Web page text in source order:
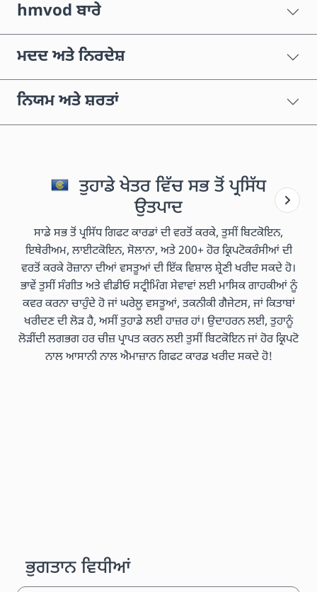
hmvod ਬਾਰੇ
ਮਦਦ ਅਤੇ ਨਿਰਦੇਸ਼
ਨਿਯਮ ਅਤੇ ਸ਼ਰਤਾਂ
ਤੁਹਾਡੇ ਖੇਤਰ ਵਿੱਚ ਸਭ ਤੋਂ ਪ੍ਰਸਿੱਧ
ਉਤਪਾਦ
ਸਾਡੇ ਸਭ ਤੋਂ ਪ੍ਰਸਿੱਧ ਗਿਫਟ ਕਾਰਡਾਂ ਦੀ ਵਰਤੋਂ ਕਰਕੇ, ਤੁਸੀਂ ਬਿਟਕੋਇਨ,
ਇਥੇਰੀਅਮ, ਲਾਈਟਕੋਇਨ, ਸੋਲਾਨਾ, ਅਤੇ 200+ ਹੋਰ ਕ੍ਰਿਪਟੋਕਰੰਸੀਆਂ ਦੀ
ਵਰਤੋਂ ਕਰਕੇ ਰੋਜ਼ਾਨਾ ਦੀਆਂ ਵਸਤੂਆਂ ਦੀ ਇੱਕ ਵਿਸ਼ਾਲ ਸ਼੍ਰੇਣੀ ਖਰੀਦ ਸਕਦੇ ਹੋ।
ਭਾਵੇਂ ਤੁਸੀਂ ਸੰਗੀਤ ਅਤੇ ਵੀਡੀਓ ਸਟ੍ਰੀਮਿੰਗ ਸੇਵਾਵਾਂ ਲਈ ਮਾਸਿਕ ਗਾਹਕੀਆਂ ਨੂੰ
ਕਵਰ ਕਰਨਾ ਚਾਹੁੰਦੇ ਹੋ ਜਾਂ ਘਰੇਲੂ ਵਸਤੂਆਂ, ਤਕਨੀਕੀ ਗੈਜੇਟਸ, ਜਾਂ ਕਿਤਾਬਾਂ
ਖਰੀਦਣ ਦੀ ਲੋੜ ਹੈ, ਅਸੀਂ ਤੁਹਾਡੇ ਲਈ ਹਾਜ਼ਰ ਹਾਂ। ਉਦਾਹਰਨ ਲਈ, ਤੁਹਾਨੂੰ
ਲੋੜੀਂਦੀ ਲਗਭਗ ਹਰ ਚੀਜ਼ ਪ੍ਰਾਪਤ ਕਰਨ ਲਈ ਤੁਸੀਂ ਬਿਟਕੋਇਨ ਜਾਂ ਹੋਰ ਕ੍ਰਿਪਟੋ
ਨਾਲ ਆਸਾਨੀ ਨਾਲ ਐਮਾਜ਼ਾਨ ਗਿਫਟ ਕਾਰਡ ਖਰੀਦ ਸਕਦੇ ਹੋ!
ਭੁਗਤਾਨ ਵਿਧੀਆਂ